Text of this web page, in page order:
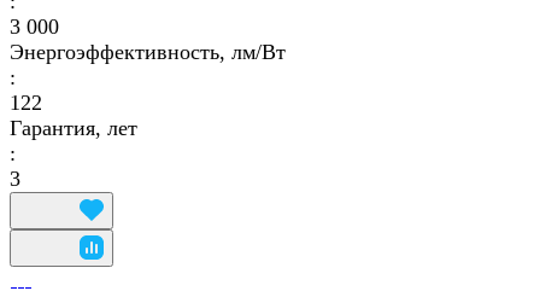
3 000
Энергоэффективность, лм/Вт
:
122
Гарантия, лет
:
3